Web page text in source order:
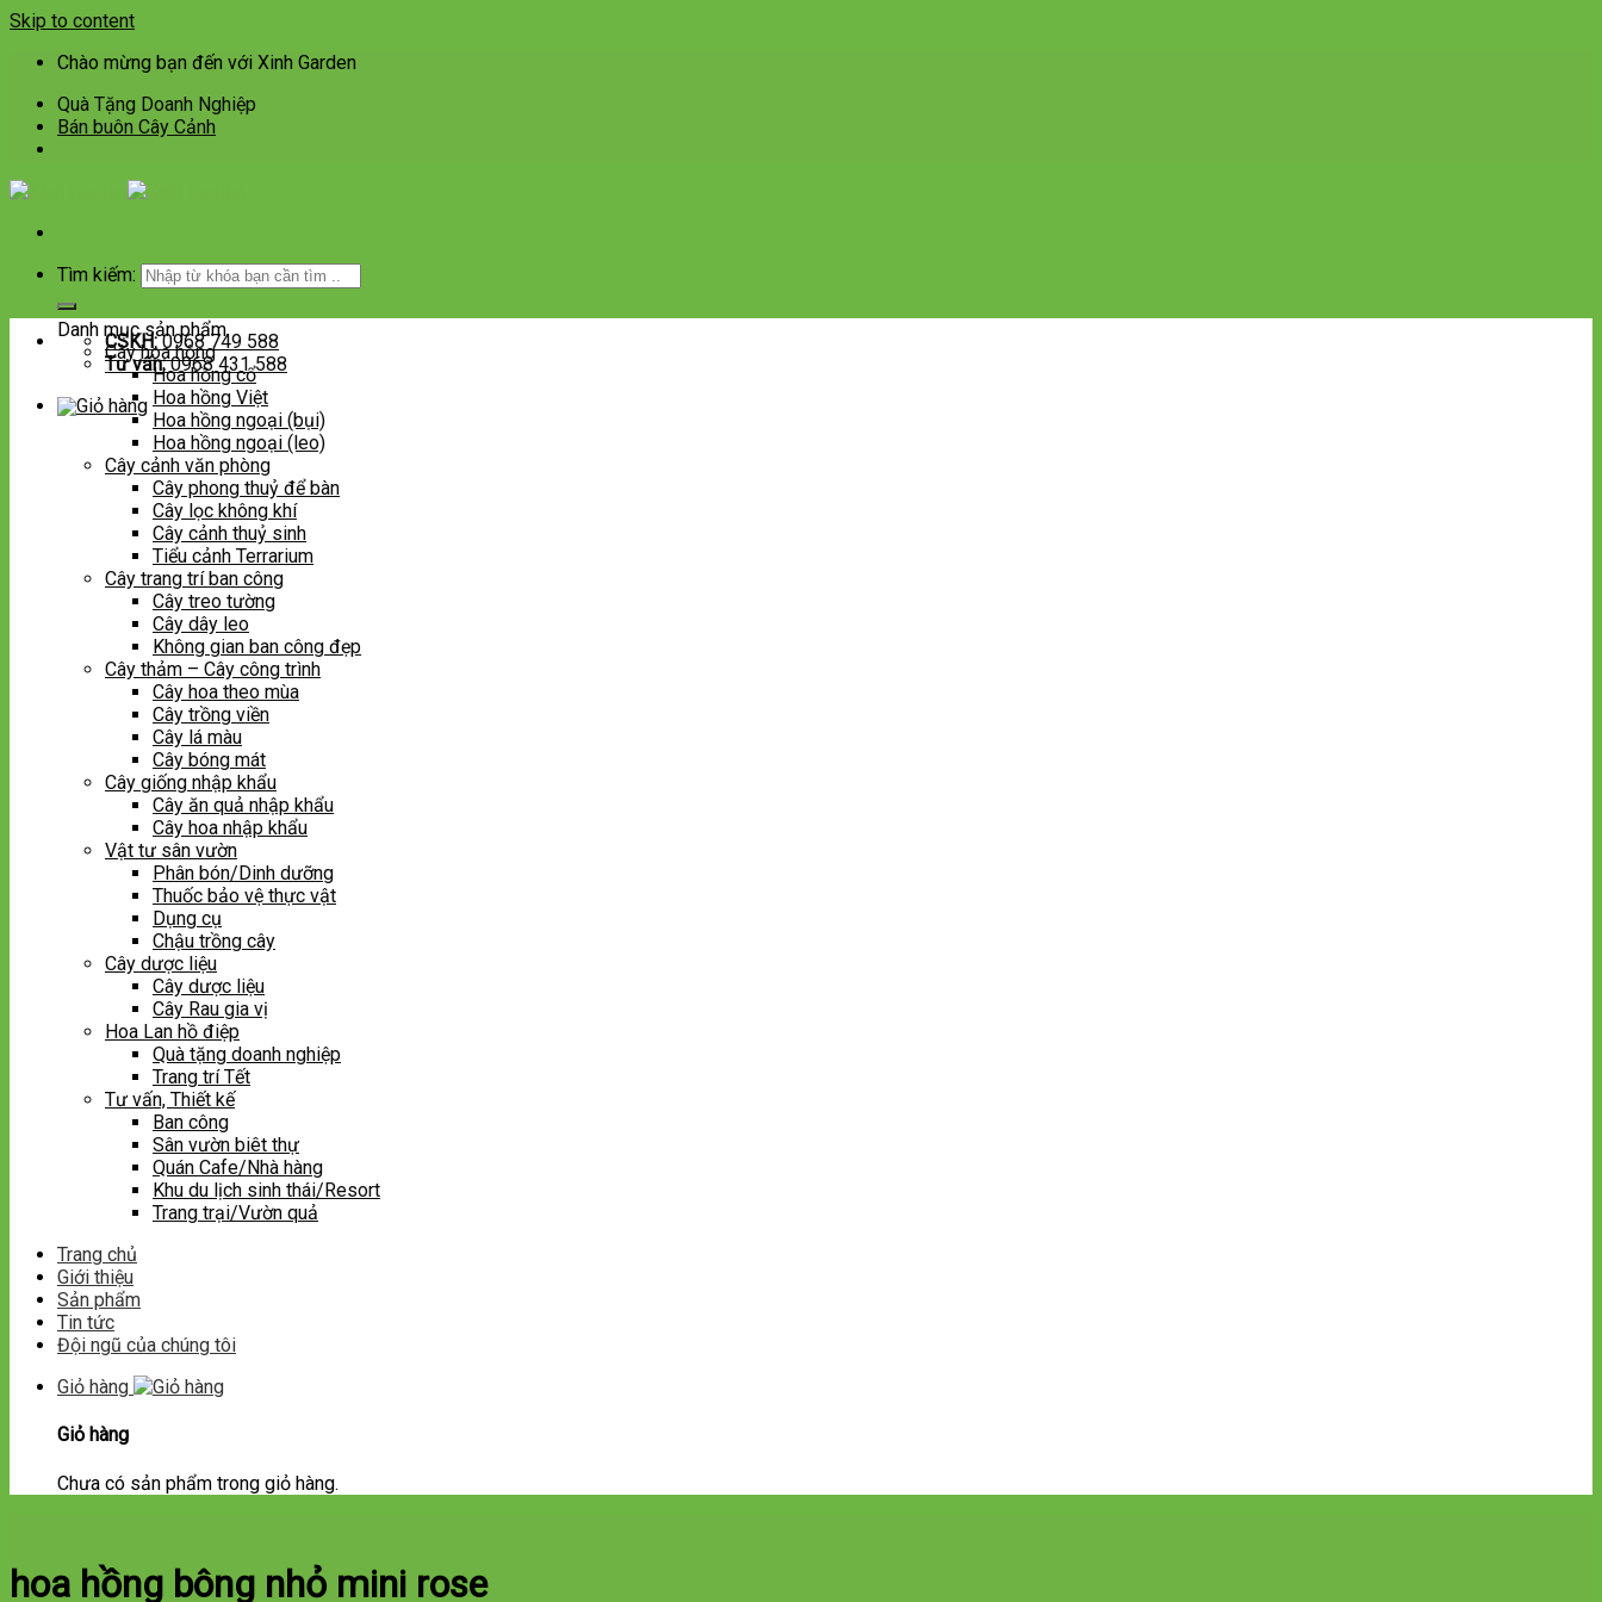
Skip to content
Chào mừng bạn đến với Xinh Garden
Quà Tặng Doanh Nghiệp
Bán buôn Cây Cảnh
Tìm kiếm:
CSKH:0968 749 588
Tư vấn:0968 431 588
Danh mục sản phẩm
Cây hoa hồng
Hoa hồng cổ
Hoa hồng Việt
Hoa hồng ngoại (bụi)
Hoa hồng ngoại (leo)
Cây cảnh văn phòng
Cây phong thuỷ để bàn
Cây lọc không khí
Cây cảnh thuỷ sinh
Tiểu cảnh Terrarium
Cây trang trí ban công
Cây treo tường
Cây dây leo
Không gian ban công đẹp
Cây thảm – Cây công trình
Cây hoa theo mùa
Cây trồng viền
Cây lá màu
Cây bóng mát
Cây giống nhập khẩu
Cây ăn quả nhập khẩu
Cây hoa nhập khẩu
Vật tư sân vườn
Phân bón/Dinh dưỡng
Thuốc bảo vệ thực vật
Dụng cụ
Chậu trồng cây
Cây dược liệu
Cây dược liệu
Cây Rau gia vị
Hoa Lan hồ điệp
Quà tặng doanh nghiệp
Trang trí Tết
Tư vấn, Thiết kế
Ban công
Sân vườn biêt thự
Quán Cafe/Nhà hàng
Khu du lịch sinh thái/Resort
Trang trại/Vườn quả
Trang chủ
Giới thiệu
Sản phẩm
Tin tức
Đội ngũ của chúng tôi
Giỏ hàng
Giỏ hàng
Chưa có sản phẩm trong giỏ hàng.
hoa hồng bông nhỏ mini rose